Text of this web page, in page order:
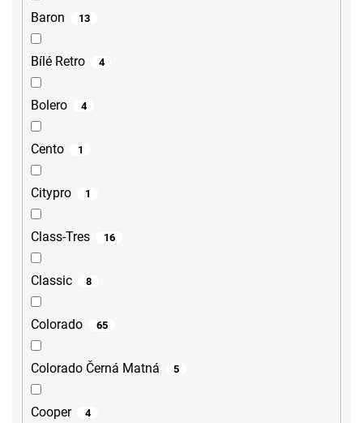
Baron 13
Bílé Retro 4
Bolero 4
Cento 1
Citypro 1
Class-Tres 16
Classic 8
Colorado 65
Colorado Černá Matná 5
Cooper 4